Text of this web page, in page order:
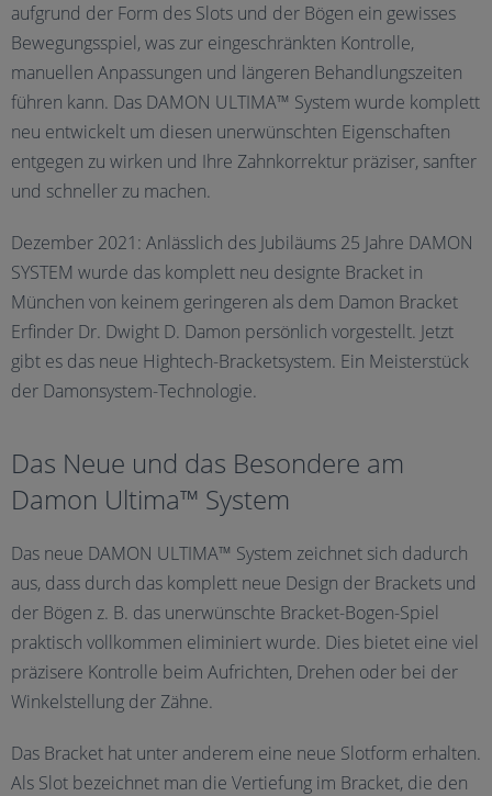
aufgrund der Form des Slots und der Bögen ein gewisses
Bewegungsspiel, was zur eingeschränkten Kontrolle,
manuellen Anpassungen und längeren Behandlungszeiten
führen kann. Das DAMON ULTIMA™ System wurde komplett
neu entwickelt um diesen unerwünschten Eigenschaften
entgegen zu wirken und Ihre Zahnkorrektur präziser, sanfter
und schneller zu machen.
Dezember 2021: Anlässlich des Jubiläums 25 Jahre DAMON
SYSTEM wurde das komplett neu designte Bracket in
München von keinem geringeren als dem Damon Bracket
Erfinder Dr. Dwight D. Damon persönlich vorgestellt. Jetzt
gibt es das neue Hightech-Bracketsystem. Ein Meisterstück
der Damonsystem-Technologie.
Das Neue und das Besondere am
Damon Ultima™ System
Das neue DAMON ULTIMA™ System zeichnet sich dadurch
aus, dass durch das komplett neue Design der Brackets und
der Bögen z. B. das unerwünschte Bracket-Bogen-Spiel
praktisch vollkommen eliminiert wurde. Dies bietet eine viel
präzisere Kontrolle beim Aufrichten, Drehen oder bei der
Winkelstellung der Zähne.
Das Bracket hat unter anderem eine neue Slotform erhalten.
Als Slot bezeichnet man die Vertiefung im Bracket, die den